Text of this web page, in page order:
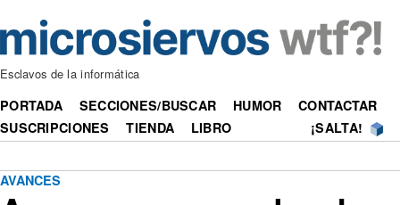
Esclavos de la informática
PORTADA SECCIONES/BUSCAR HUMOR
CONTACTAR
SUSCRIPCIONES
TIENDA LIBRO ¡SALTA!
AVANCES